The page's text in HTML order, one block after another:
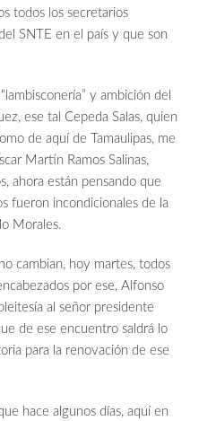
todos los secretarios
SNTE en el país y que son
y ambición del
ese tal Cepeda Salas, quien
de aquí de Tamaulipas, me
Martín Ramos Salinas,
ahora están pensando que
fueron incondicionales de la
Morales.
cambian, hoy martes, todos
por ese, Alfonso
al señor presidente
de ese encuentro saldrá lo
para la renovación de ese
hace algunos días, aquí en